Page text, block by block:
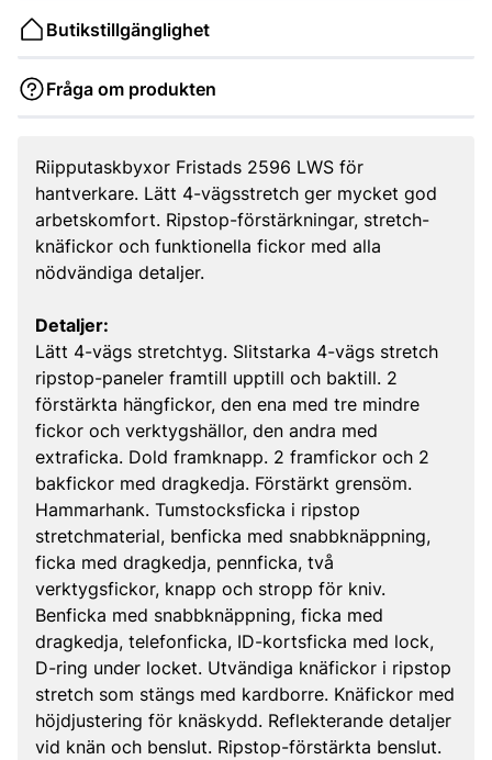
Butikstillgänglighet
Fråga om produkten
Riipputaskbyxor Fristads 2596 LWS för
hantverkare. Lätt 4-vägsstretch ger mycket god
arbetskomfort. Ripstop-förstärkningar, stretch-
knäfickor och funktionella fickor med alla
nödvändiga detaljer.
Detaljer:
Lätt 4-vägs stretchtyg. Slitstarka 4-vägs stretch
ripstop-paneler framtill upptill och baktill. 2
förstärkta hängfickor, den ena med tre mindre
fickor och verktygshällor, den andra med
extraficka. Dold framknapp. 2 framfickor och 2
bakfickor med dragkedja. Förstärkt grensöm.
Hammarhank. Tumstocksficka i ripstop
stretchmaterial, benficka med snabbknäppning,
ficka med dragkedja, pennficka, två
verktygsfickor, knapp och stropp för kniv.
Benficka med snabbknäppning, ficka med
dragkedja, telefonficka, ID-kortsficka med lock,
D-ring under locket. Utvändiga knäfickor i ripstop
stretch som stängs med kardborre. Knäfickor med
höjdjustering för knäskydd. Reflekterande detaljer
vid knän och benslut. Ripstop-förstärkta benslut.